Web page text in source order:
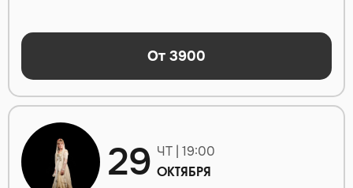
От 3900
29 ЧТ | 19:00
ОКТЯБРЯ